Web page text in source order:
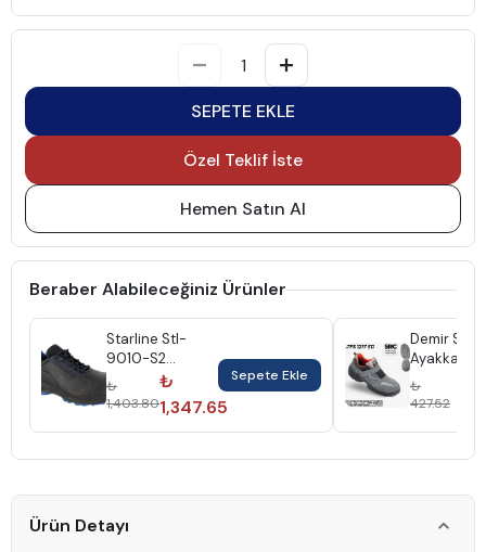
SEPETE EKLE
Özel Teklif İste
Hemen Satın Al
Beraber Alabileceğiniz Ürünler
Starline Stl-
9010-S2
Ayakkabı No:45
Siyah Mavi Deri
₺
1,403.80
₺
1,347.65
Sepete Ekle
Demir Süet
Ayakkabı S1
Çelik Burun
No:40 1217
₺
427.52
Ürün Detayı